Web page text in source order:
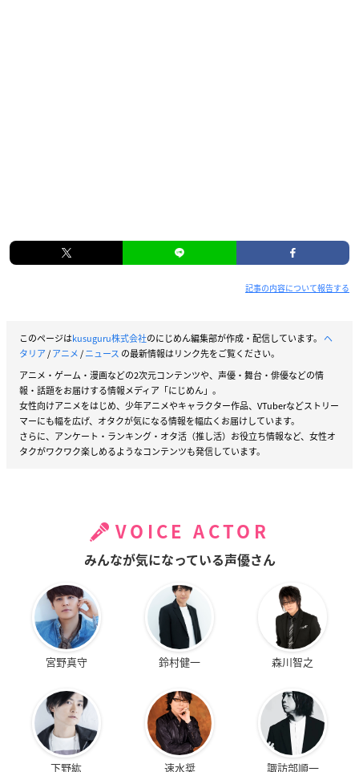
記事の内容について報告する
このページはkusuguru株式会社のにじめん編集部が作成・配信しています。 ヘ
タリア/アニメ/ニュース の最新情報はリンク先をご覧ください。
アニメ・ゲーム・漫画などの2次元コンテンツや、声優・舞台・俳優などの情
報・話題をお届けする情報メディア「にじめん」。
女性向けアニメをはじめ、少年アニメやキャラクター作品、VTuberなどストリー
マーにも幅を広げ、オタクが気になる情報を幅広くお届けしています。
さらに、アンケート・ランキング・オタ活（推し活）お役立ち情報など、女性オ
タクがワクワク楽しめるようなコンテンツも発信しています。
VOICE ACTOR
みんなが気になっている声優さん
宮野真守 鈴村健一 森川智之
下野紘 速水奨 諏訪部順一